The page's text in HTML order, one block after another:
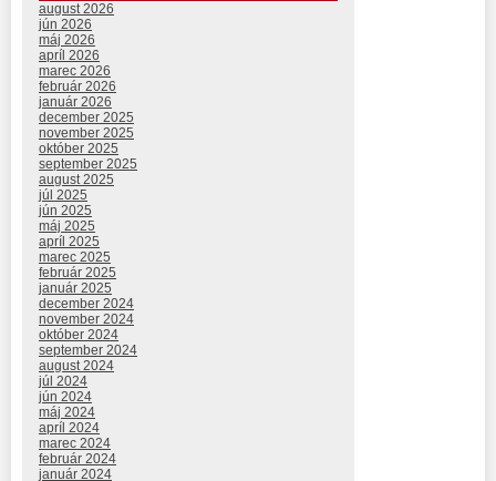
august 2026
jún 2026
máj 2026
apríl 2026
marec 2026
február 2026
január 2026
december 2025
november 2025
október 2025
september 2025
august 2025
júl 2025
jún 2025
máj 2025
apríl 2025
marec 2025
február 2025
január 2025
december 2024
november 2024
október 2024
september 2024
august 2024
júl 2024
jún 2024
máj 2024
apríl 2024
marec 2024
február 2024
január 2024